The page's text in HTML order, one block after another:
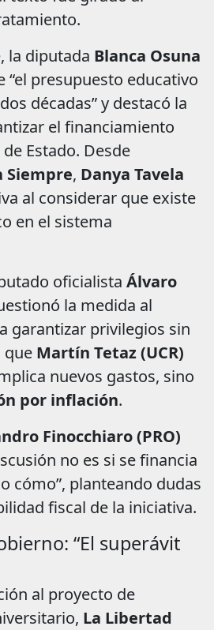
la diputada Blanca Osuna
“el presupuesto educativo
décadas” y destacó la
el financiamiento
Estado. Desde
Siempre, Danya Tavela
al considerar que existe
en el sistema
oficialista Álvaro
la medida al
garantizar privilegios sin
que Martín Tetaz (UCR)
nuevos gastos, sino
por inflación.
Finocchiaro (PRO)
no es si se financia
cómo”, planteando dudas
fiscal de la iniciativa.
“El superávit
al proyecto de
La Libertad